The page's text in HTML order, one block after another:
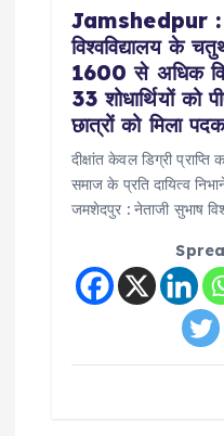
Jamshedpur :
विश्वविद्यालय के
1600 से अधिक
33 शोधार्थियों को
छात्रों को मिला
दीक्षांत केवल डिग्री
समाज के प्रति दायित्व
जमशेदपुर : नेताजी सुभाष